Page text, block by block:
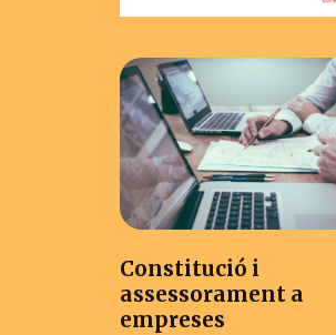
Constitució i
assessorament a
empreses